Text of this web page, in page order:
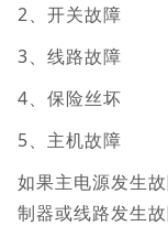
2、开关故障
3、线路故障
4、保险丝坏
5、主机故障
如果主电源发生
制器或线路发生